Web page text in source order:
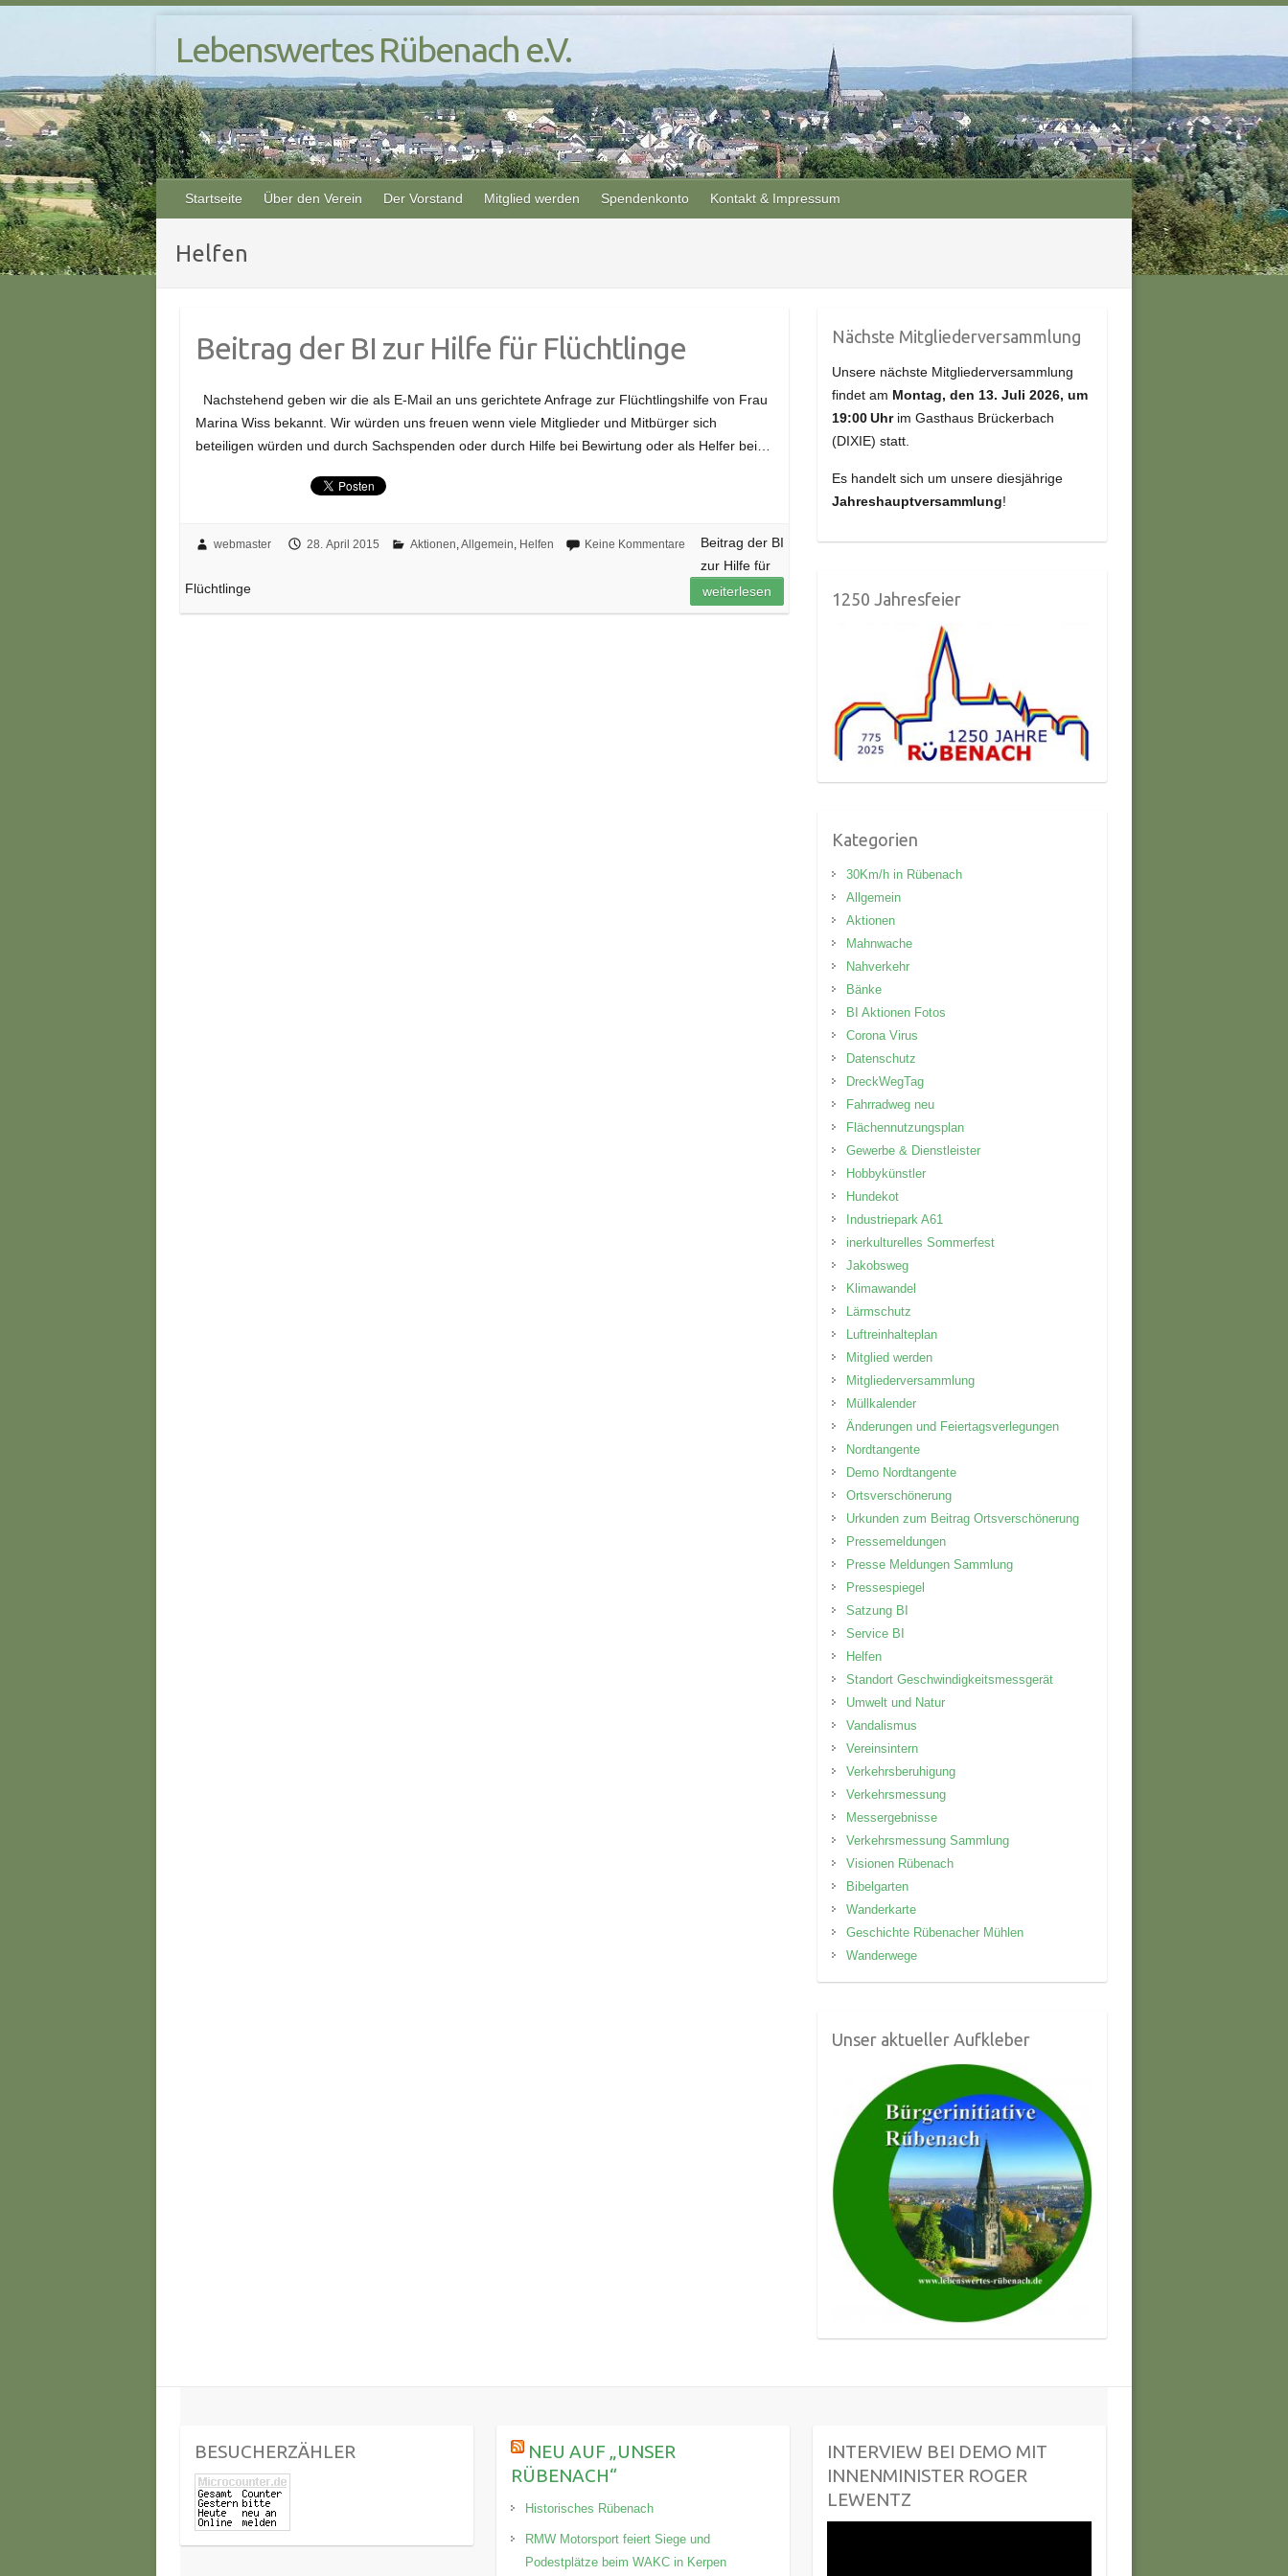
p
t
o
c
o
n
t
e
n
Lebenswertes Rübenach e.V.
Startseite Über den Verein Der Vorstand Mitglied werden Spendenkonto Kontakt & Impressum
Helfen
Beitrag der BI zur Hilfe für Flüchtlinge
Nachstehend geben wir die als E-Mail an uns gerichtete Anfrage zur Flüchtlingshilfe von Frau
Marina Wiss bekannt. Wir würden uns freuen wenn viele Mitglieder und Mitbürger sich
beteiligen würden und durch Sachspenden oder durch Hilfe bei Bewirtung oder als Helfer bei…
webmaster 28. April 2015 Aktionen,Allgemein, Helfen Keine Kommentare
Beitrag der BI
zur Hilfe für
Flüchtlinge
weiterlesen
Nächste Mitgliederversammlung
Unsere nächste Mitgliederversammlung
findet am Montag, den 13. Juli 2026, um
19:00 Uhrim Gasthaus Brückerbach
(DIXIE) statt.
Es handelt sich um unsere diesjährige
Jahreshauptversammlung!
1250 Jahresfeier
Kategorien
30Km/h in Rübenach
Allgemein
Aktionen
Mahnwache
Nahverkehr
Bänke
BI Aktionen Fotos
Corona Virus
Datenschutz
DreckWegTag
Fahrradweg neu
Flächennutzungsplan
Gewerbe & Dienstleister
Hobbykünstler
Hundekot
Industriepark A61
inerkulturelles Sommerfest
Jakobsweg
Klimawandel
Lärmschutz
Luftreinhalteplan
Mitglied werden
Mitgliederversammlung
Müllkalender
Änderungen und Feiertagsverlegungen
Nordtangente
Demo Nordtangente
Ortsverschönerung
Urkunden zum Beitrag Ortsverschönerung
Pressemeldungen
Presse Meldungen Sammlung
Pressespiegel
Satzung BI
Service BI
Helfen
Standort Geschwindigkeitsmessgerät
Umwelt und Natur
Vandalismus
Vereinsintern
Verkehrsberuhigung
Verkehrsmessung
Messergebnisse
Verkehrsmessung Sammlung
Visionen Rübenach
Bibelgarten
Wanderkarte
Geschichte Rübenacher Mühlen
Wanderwege
Unser aktueller Aufkleber
BESUCHERZÄHLER
NEU AUF „UNSER
RÜBENACH“
Historisches Rübenach
RMW Motorsport feiert Siege und
Podestplätze beim WAKC in Kerpen
INTERVIEW BEI DEMO MIT
INNENMINISTER ROGER
LEWENTZ